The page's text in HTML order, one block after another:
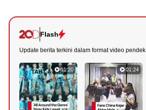
Flash
Update berita terkini dalam format video
01:20 01:24